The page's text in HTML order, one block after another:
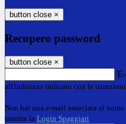
button close ×
Recupero password
button close ×
all'indirizzo indicato con le istruzioni
Non hai una e-mail associata al
tramite la Login Spaggiari